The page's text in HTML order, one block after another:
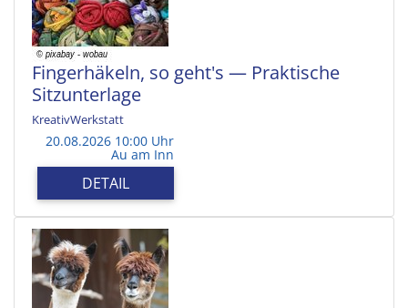
Fingerhäkeln, so geht's — Praktische
Sitzunterlage
KreativWerkstatt
20.08.2026 10:00 Uhr
Au am Inn
DETAIL